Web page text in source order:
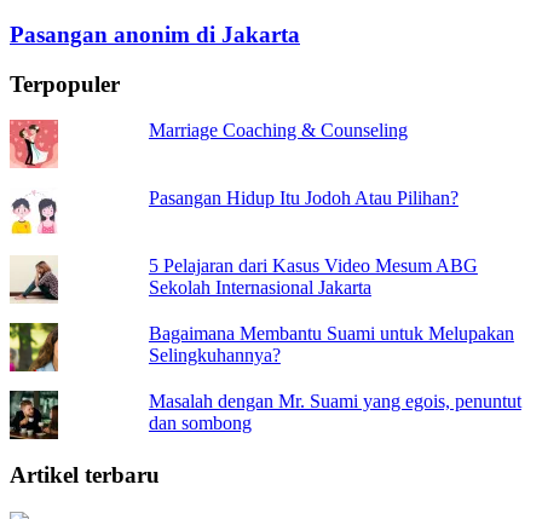
Pasangan anonim di Jakarta
Terpopuler
Marriage Coaching & Counseling
Pasangan Hidup Itu Jodoh Atau Pilihan?
5 Pelajaran dari Kasus Video Mesum ABG
Sekolah Internasional Jakarta
Bagaimana Membantu Suami untuk Melupakan
Selingkuhannya?
Masalah dengan Mr. Suami yang egois, penuntut
dan sombong
Artikel terbaru